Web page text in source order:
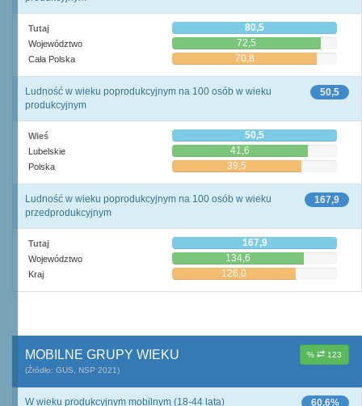
Tutaj 80,5
Województwo 72,5
Cała Polska 70,8
50,5
Ludność w wieku poprodukcyjnym na 100 osób w wieku
produkcyjnym
Wieś 50,5
Lubelskie 41,6
Polska 39,5
167,9
Ludność w wieku poprodukcyjnym na 100 osób w wieku
przedprodukcyjnym
Tutaj 167,9
Województwo 134,6
Kraj 126,0
% 123
MOBILNE GRUPY WIEKU
(Źródło: GUS, NSP 2021)
60,6%
W wieku produkcyjnym mobilnym (18-44 lata)